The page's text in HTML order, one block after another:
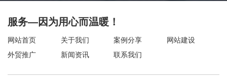
服务—因为用心而温暖！
网站首页 关于我们 案例分享
网站建设
外贸推广
新闻资讯 联系我们